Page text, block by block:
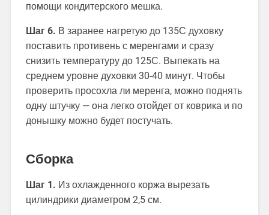
помощи кондитерского мешка.
Шаг 6. В заранее нагретую до 135С духовку
поставить противень с меренгами и сразу
снизить температуру до 125С. Выпекать на
среднем уровне духовки 30-40 минут. Чтобы
проверить просохла ли меренга, можно поднять
одну штучку — она легко отойдет от коврика и по
донышку можно будет постучать.
Сборка
Шаг 1. Из охлажденного коржа вырезать
цилиндрики диаметром 2,5 см.